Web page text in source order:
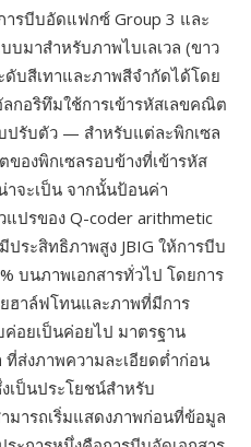
ารบีบอัดแฟกซ์ Group 3 และ
บมาสำหรับภาพไบเลเวล (ขาว
บสีเทาและภาพสีจำกัดได้โดย
กอริทึมใช้การเข้ารหัสเลขคณิต
รับตัว — สำหรับแต่ละพิกเซล
ของพิกเซลรอบข้างที่เข้ารหัส
าจะเป็น จากนั้นป้อนค่า
ปรของ Q-coder arithmetic
ระสิทธิภาพสูง JBIG ให้การบีบ
บนภาพเอกสารทั่วไป โดยการ
ฮาล์ฟโทนและภาพที่มีการ
อยเป็นค่อยไป มาตรฐาน
ที่ส่งภาพความละเอียดต่ำก่อน
เป็นประโยชน์สำหรับ
ารถเริ่มแสดงภาพก่อนที่ข้อมูล